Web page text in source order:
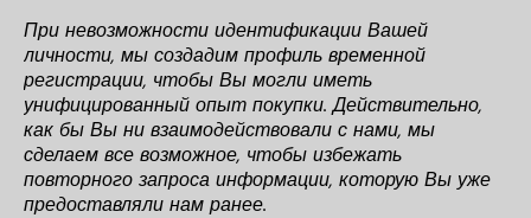
При невозможности идентификации Вашей
личности, мы создадим профиль временной
регистрации, чтобы Вы могли иметь
унифицированный опыт покупки. Действительно,
как бы Вы ни взаимодействовали с нами, мы
сделаем все возможное, чтобы избежать
повторного запроса информации, которую Вы уже
предоставляли нам ранее.